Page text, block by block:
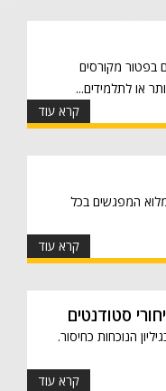
בפטור מקורסים
או לתלמידים...
קרא עוד
המפגשים בכל
קרא עוד
סטודנטים
הנוכחות כחיסור.
קרא עוד